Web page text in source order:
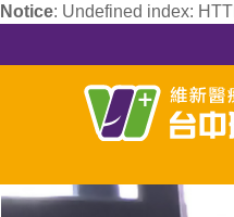
Notice: Undefined index: